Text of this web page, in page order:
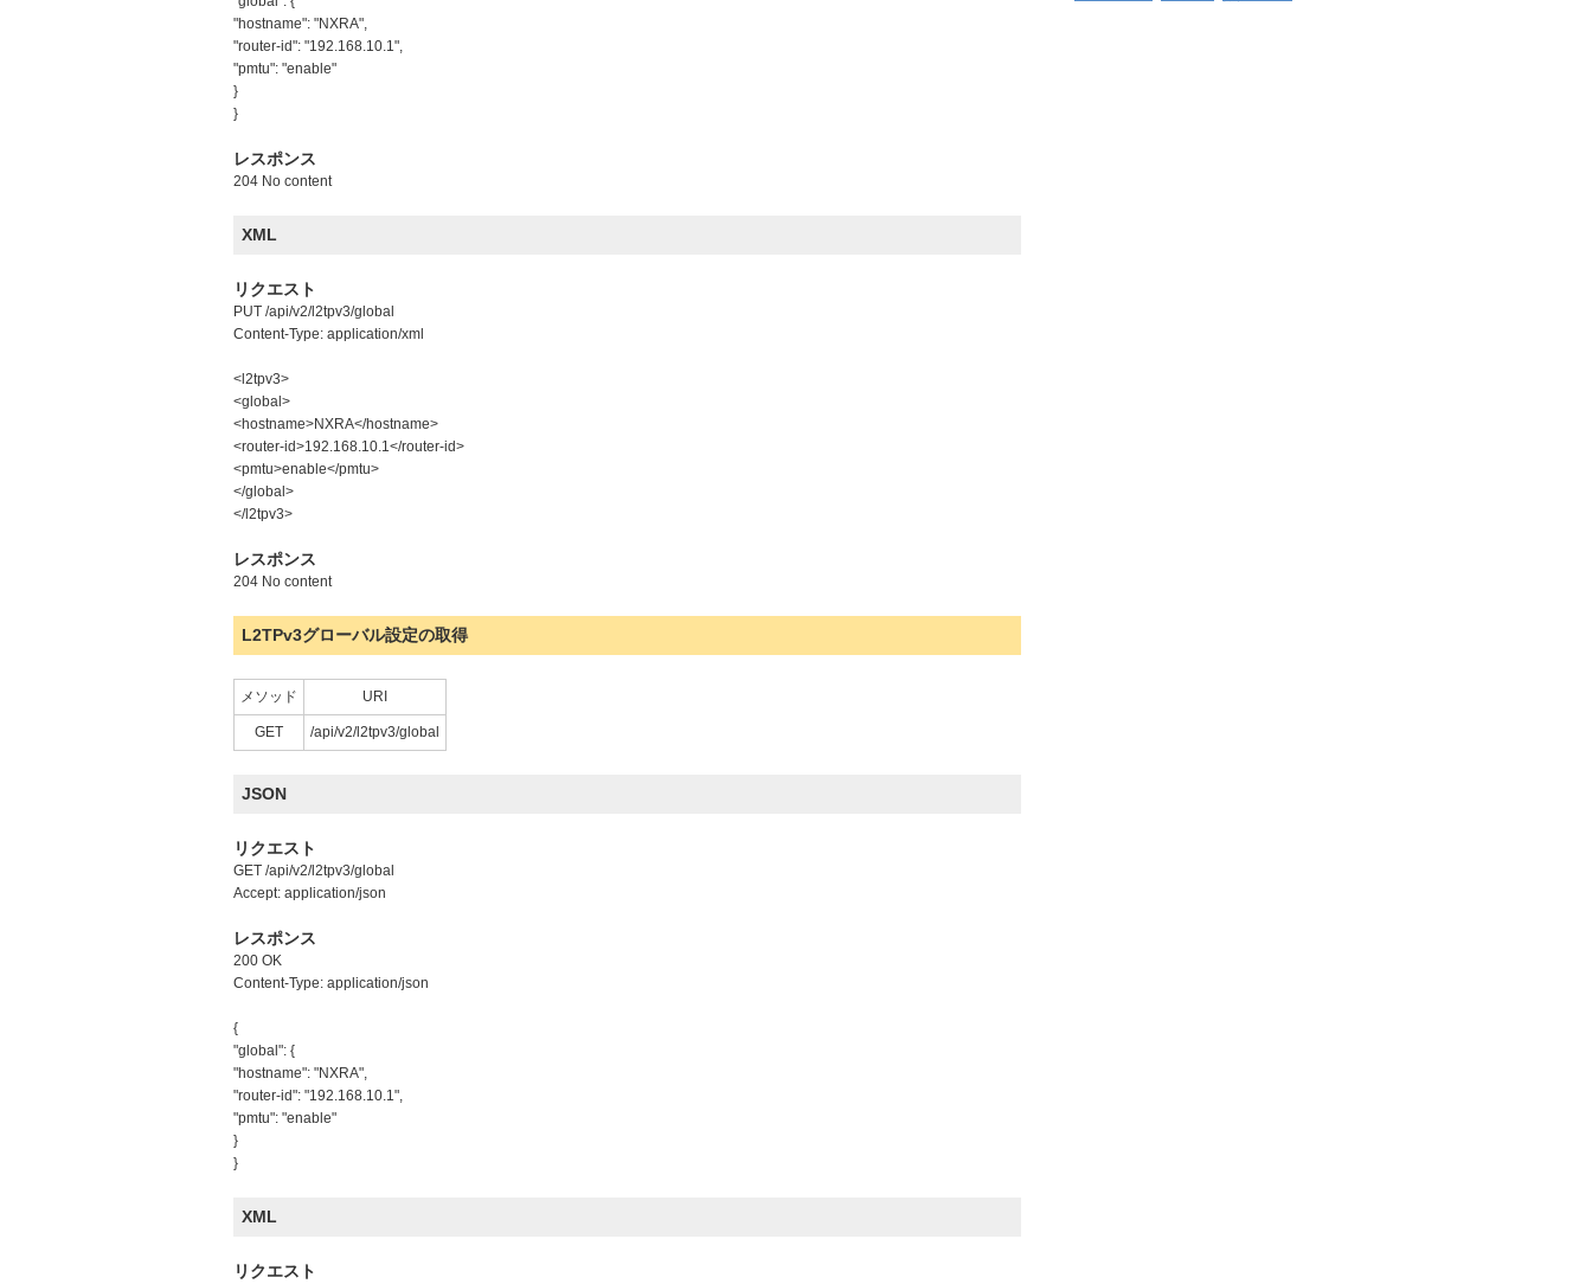
"hostname": "NXRA",
"router-id": "192.168.10.1",
"pmtu": "enable"
}
}
レスポンス
204 No content
XML
リクエスト
PUT /api/v2/l2tpv3/global
Content-Type: application/xml
<l2tpv3>
<global>
<hostname>NXRA</hostname>
<router-id>192.168.10.1</router-id>
<pmtu>enable</pmtu>
</global>
</l2tpv3>
レスポンス
204 No content
L2TPv3グローバル設定の取得
メソッド URI
GET /api/v2/l2tpv3/global
JSON
リクエスト
GET /api/v2/l2tpv3/global
Accept: application/json
レスポンス
200 OK
Content-Type: application/json
{
"global": {
"hostname": "NXRA",
"router-id": "192.168.10.1",
"pmtu": "enable"
}
}
XML
リクエスト